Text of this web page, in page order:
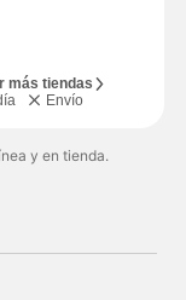
más tiendas
Envío
y en tienda.